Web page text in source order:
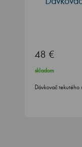
48 €
skladom
Dávkovač tekutého